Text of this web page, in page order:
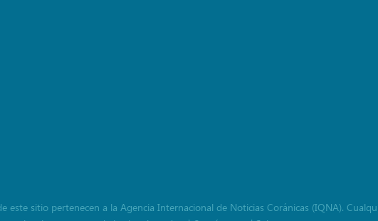
este sitio pertenecen a la Agencia Internacional de Noticias Coránicas (IQNA).